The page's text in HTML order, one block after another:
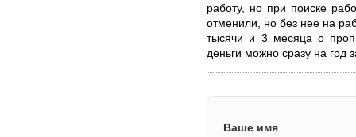
работу, но при поиске
отменили, но без нее на
тысячи и 3 месяца о
деньги можно сразу на год
Ваше имя